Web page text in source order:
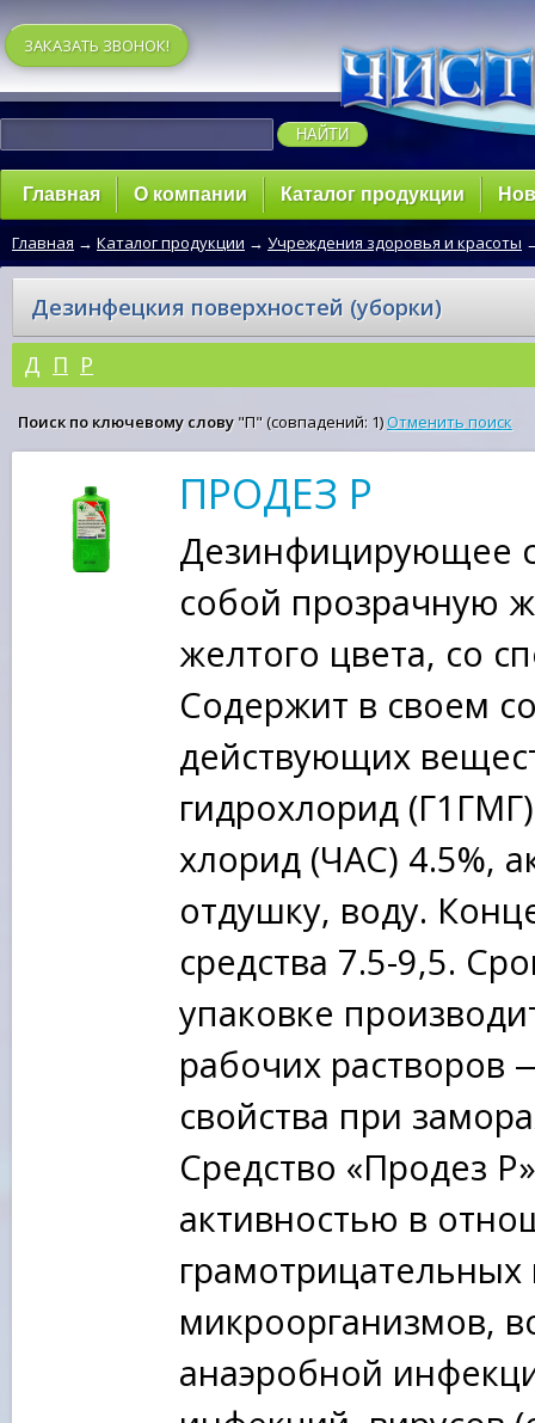
ЗАКАЗАТЬ ЗВОНОК!
Главная О компании Каталог продукции
Главная → Каталог продукции → Учреждения здоровья и красоты
Дезинфецкия поверхностей (уборки)
Д П Р
Поиск по ключевому слову "П" (совпадений: 1)Отменить поиск
ПРОДЕЗ Р
Дезинфицирующее
собой прозрачную
желтого цвета, со
Содержит в своем
действующих
гидрохлорид
хлорид (ЧАС) 4.5%,
отдушку, воду.
средства 7.5-9,5.
упаковке
рабочих растворов
свойства при
Средство «Продез
активностью в
микроорганизмов,
анаэробной